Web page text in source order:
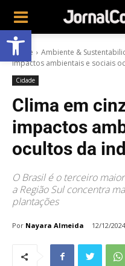
Abrir a barra de ferramentas
Home Ambiente &
impactos ambientais e sociais
Cidade
Clima em
impactos
ocultos da
O Brasil é o terceiro
a Região Sul concentra
plantações
Por Nayara Almeida 12/12/2024